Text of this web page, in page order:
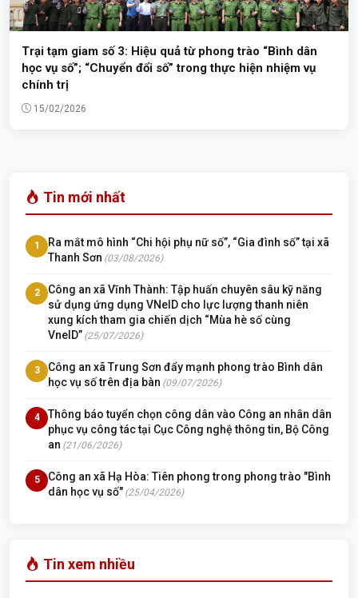
Trại tạm giam số 3: Hiệu quả từ phong trào “Bình dân
học vụ số”; “Chuyển đổi số” trong thực hiện nhiệm vụ
chính trị
15/02/2026
Tin mới nhất
1
Ra mắt mô hình “Chi hội phụ nữ số”, “Gia đình số” tại xã
Thanh Sơn (03/08/2026)
2
Công an xã Vĩnh Thành: Tập huấn chuyên sâu kỹ năng
sử dụng ứng dụng VNeID cho lực lượng thanh niên
xung kích tham gia chiến dịch “Mùa hè số cùng
VneID” (25/07/2026)
3
Công an xã Trung Sơn đẩy mạnh phong trào Bình dân
học vụ số trên địa bàn (09/07/2026)
4
Thông báo tuyển chọn công dân vào Công an nhân dân
phục vụ công tác tại Cục Công nghệ thông tin, Bộ Công
an (21/06/2026)
5
Công an xã Hạ Hòa: Tiên phong trong phong trào "Bình
dân học vụ số" (25/04/2026)
Tin xem nhiều